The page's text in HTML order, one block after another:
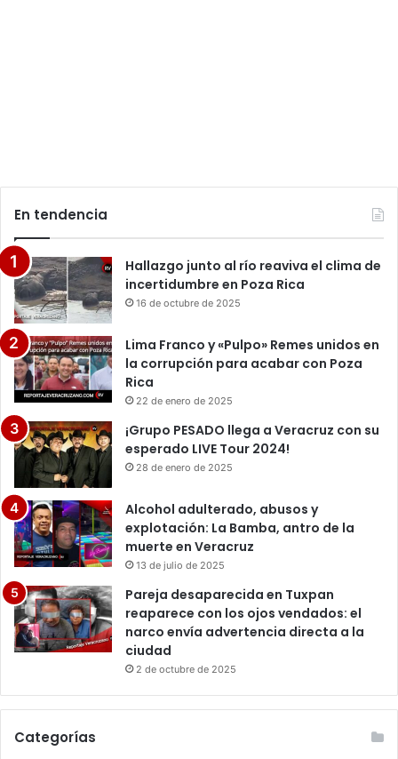
En tendencia
Hallazgo junto al río reaviva el clima de
incertidumbre en Poza Rica
16 de octubre de 2025
Lima Franco y «Pulpo» Remes unidos en
la corrupción para acabar con Poza
Rica
22 de enero de 2025
¡Grupo PESADO llega a Veracruz con su
esperado LIVE Tour 2024!
28 de enero de 2025
Alcohol adulterado, abusos y
explotación: La Bamba, antro de la
muerte en Veracruz
13 de julio de 2025
Pareja desaparecida en Tuxpan
reaparece con los ojos vendados: el
narco envía advertencia directa a la
ciudad
2 de octubre de 2025
Categorías